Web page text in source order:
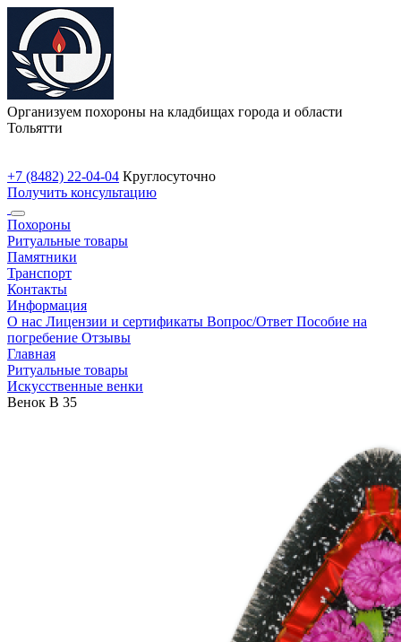
Организуем похороны на кладбищах города и области
Тольятти
+7 (8482) 22-04-04 Круглосуточно
Получить консультацию
Похороны
Ритуальные товары
Памятники
Транспорт
Контакты
Информация
О нас Лицензии и сертификаты Вопрос/Ответ Пособие на
погребение Отзывы
Главная
Ритуальные товары
Искусственные венки
Венок В 35